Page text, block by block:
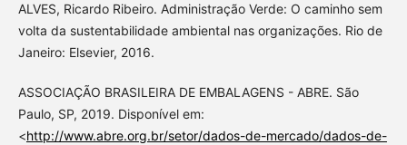
ALVES, Ricardo Ribeiro. Administração Verde: O caminho sem
volta da sustentabilidade ambiental nas organizações. Rio de
Janeiro: Elsevier, 2016.
ASSOCIAÇÃO BRASILEIRA DE EMBALAGENS - ABRE. São
Paulo, SP, 2019. Disponível em:
<http://www.abre.org.br/setor/dados-de-mercado/dados-de-